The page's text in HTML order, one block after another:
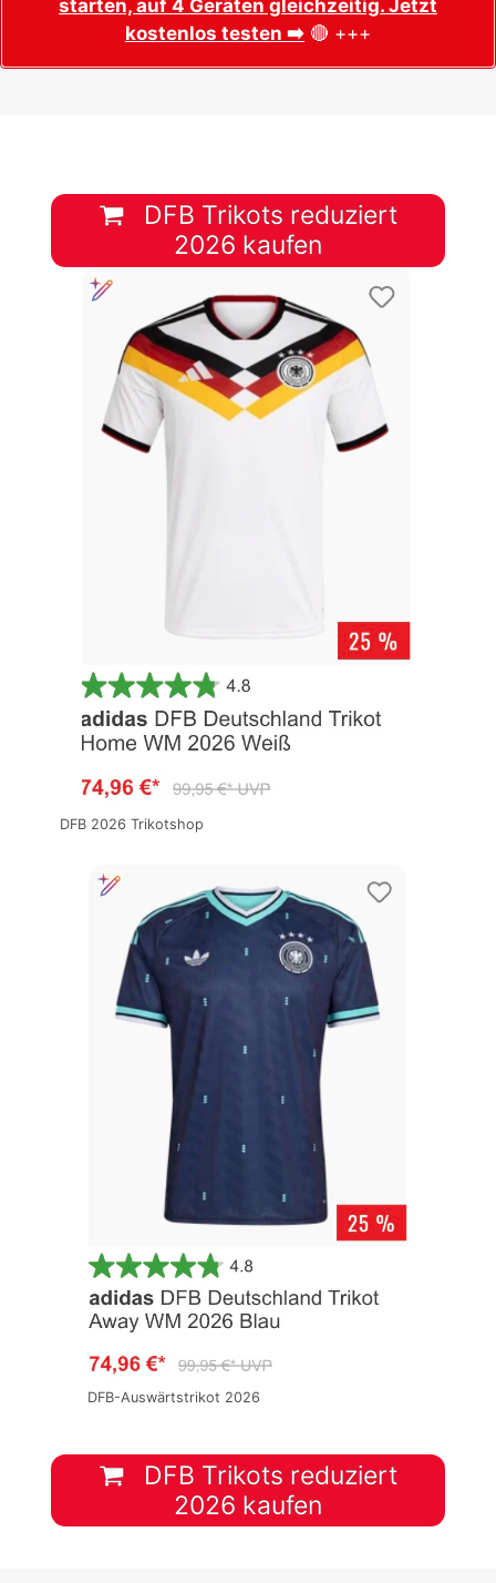
starten, auf 4 Geräten gleichzeitig. Jetzt
kostenlos testen ➡️ 🔴 +++
DFB Trikots reduziert
2026 kaufen
DFB 2026 Trikotshop
DFB-Auswärtstrikot 2026
DFB Trikots reduziert
2026 kaufen